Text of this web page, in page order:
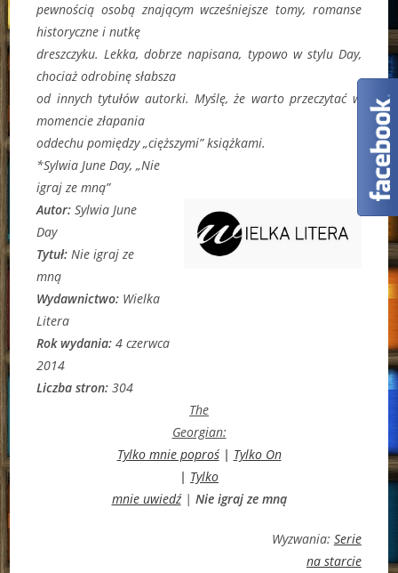
pewnością osobą znającym wcześniejsze tomy, romanse
historyczne i nutkę
dreszczyku. Lekka, dobrze napisana, typowo w stylu Day,
chociaż odrobinę słabsza
od innych tytułów autorki. Myślę, że warto przeczytać w
momencie złapania
oddechu pomiędzy „cięższymi” książkami.
*Sylwia June Day, „Nie
igraj ze mną”
Autor:Sylwia June
Day
Tytuł:Nie igraj ze
mną
Wydawnictwo: Wielka
Litera
Rok wydania:4 czerwca
2014
Liczba stron:304
The
Georgian:
Tylko mnie poproś| Tylko On
| Tylko
mnie uwiedź| Nie igraj ze mną
Wyzwania: Serie
na starcie